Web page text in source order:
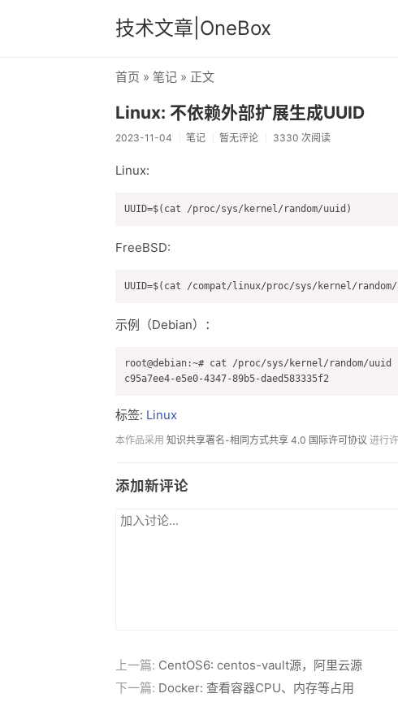
技术文章|OneBox
首页 » 笔记 » 正文
Linux: 不依赖外部扩展生成UUID
2023-11-04 笔记 暂无评论 3330 次阅读
Linux:
FreeBSD:
示例（Debian）：
root@debian:~# cat /proc/sys/kernel/random/uuid
标签: Linux
本作品采用 知识共享署名-相同方式共享 4.0 国际许可协议 进行许
添加新评论
上一篇: CentOS6: centos-vault源，阿里云源
下一篇: Docker: 查看容器CPU、内存等占用